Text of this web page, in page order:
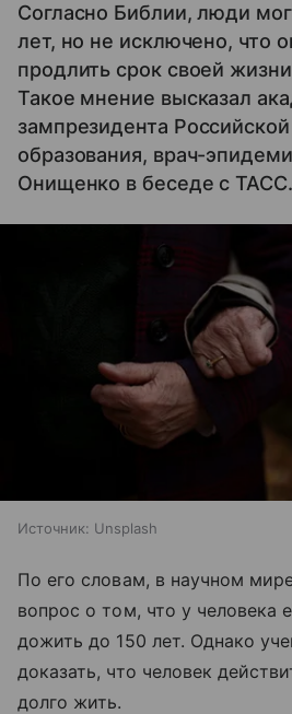
Согласно Библии, люди
лет, но не исключено, что
продлить срок своей
Такое мнение высказал
зампрезидента
образования, врач-
Онищенко в беседе с ТАСС.
Источник: Unsplash
По его словам, в научном
вопрос о том, что у человека
дожить до 150 лет. Однако
доказать, что человек
долго жить.